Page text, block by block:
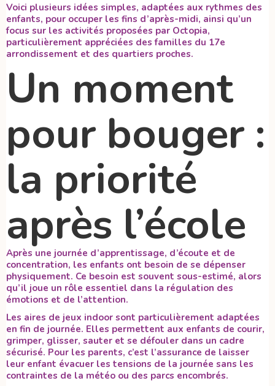
Voici plusieurs idées simples, adaptées aux rythmes des
enfants, pour occuper les fins d’après-midi, ainsi qu’un
focus sur les activités proposées par Octopia,
particulièrement appréciées des familles du 17e
arrondissement et des quartiers proches.
Un moment
pour bouger :
la priorité
après l’école
Après une journée d’apprentissage, d’écoute et de
concentration, les enfants ont besoin de se dépenser
physiquement. Ce besoin est souvent sous-estimé, alors
qu’il joue un rôle essentiel dans la régulation des
émotions et de l’attention.
Les aires de jeux indoor sont particulièrement adaptées
en fin de journée. Elles permettent aux enfants de courir,
grimper, glisser, sauter et se défouler dans un cadre
sécurisé. Pour les parents, c’est l’assurance de laisser
leur enfant évacuer les tensions de la journée sans les
contraintes de la météo ou des parcs encombrés.